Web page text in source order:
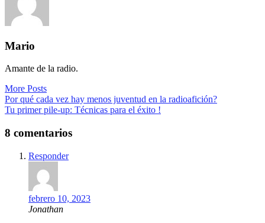
Mario
Amante de la radio.
More Posts
Navegación
de
entradas
Por qué cada vez hay menos juventud en la radioafición?
Tu primer pile-up: Técnicas para el éxito !
8 comentarios
Responder
febrero 10, 2023
Jonathan